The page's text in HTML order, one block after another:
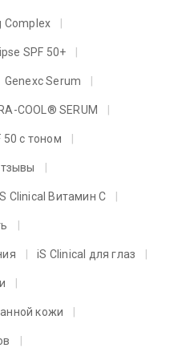
Complex
SPF 50+
Genexc Serum
COOL® SERUM
50 с тоном
Clinical Витамин C
iS Clinical для глаз
кожи